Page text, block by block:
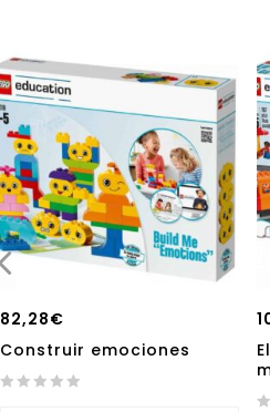
82,28€
Construir emociones